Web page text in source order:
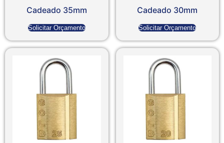
Cadeado 35mm
Solicitar Orçamento
Cadeado 30mm
Solicitar Orçamento